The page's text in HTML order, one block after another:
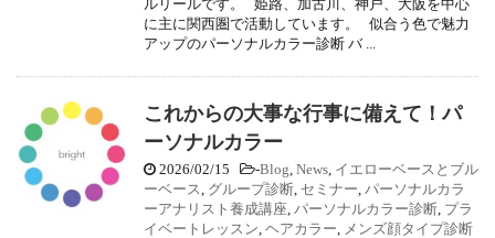
ルリールです。 姫路、加古川、神戸、大阪を中心
に主に関西圏で活動しています。 似合う色で魅力
アップのパーソナルカラー診断 バ ...
これからの大事な行事に備えて！パ
ーソナルカラー
2026/02/15 -Blog, News, イエローベースとブル
ーベース, グループ診断, セミナー, パーソナルカラ
ーアナリスト養成講座, パーソナルカラー診断, プラ
イベートレッスン, ヘアカラー, メンズ顔タイプ診断